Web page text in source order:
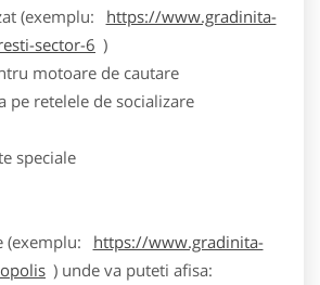
(exemplu:
https://www.gradinita-
sector-6 )
motoare de cautare
pe retelele de socializare
speciale
(exemplu:
https://www.gradinita-
) unde va puteti afisa: